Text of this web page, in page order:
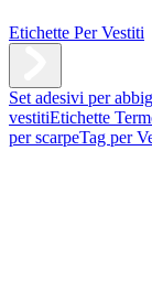
Etichette Per Vestiti
Set adesivi per
vestitiEtichette
per scarpeTag per